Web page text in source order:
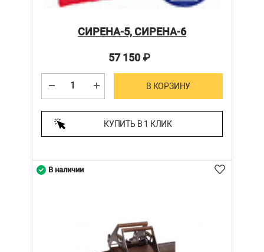
СИРЕНА-5, СИРЕНА-6
57 150₽
В КОРЗИНУ
КУПИТЬ В 1 КЛИК
В наличии